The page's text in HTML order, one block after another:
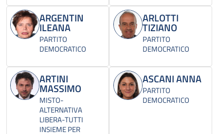
ARGENTIN
ILEANA
PARTITO
DEMOCRATICO
ARLOTTI
TIZIANO
PARTITO
DEMOCRATICO
ARTINI
MASSIMO
MISTO-
ALTERNATIVA
LIBERA-TUTTI
INSIEME PER
ASCANI ANNA
PARTITO
DEMOCRATICO